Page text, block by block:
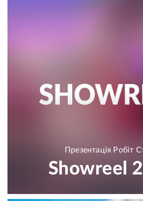
Презентація Робіт
Showreel